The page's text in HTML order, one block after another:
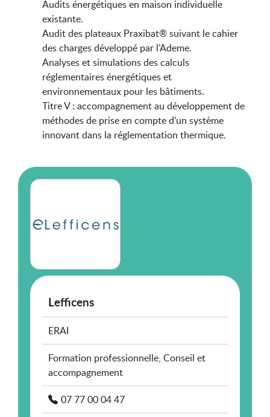
Audits énergétiques en maison individuelle
existante.
Audit des plateaux Praxibat® suivant le cahier
des charges développé par l’Ademe.
Analyses et simulations des calculs
réglementaires énergétiques et
environnementaux pour les bâtiments.
Titre V : accompagnement au développement de
méthodes de prise en compte d’un système
innovant dans la réglementation thermique.
Lefficens
ERAI
Formation professionnelle, Conseil et
accompagnement
07 77 00 04 47